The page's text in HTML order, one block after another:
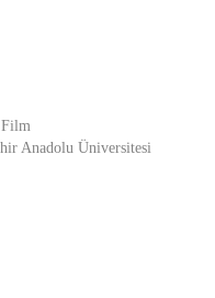
Film
Anadolu Üniversitesi